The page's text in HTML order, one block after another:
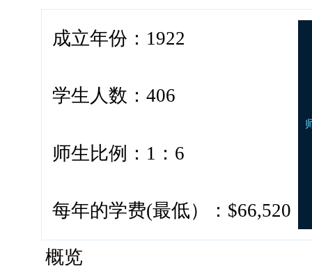
教育竞争力评比体系说明
国际学校
中国
北美
中东
2023HKPEP中国最具教育竞争力国际学校100强
2023HKPEP中国外籍人員子女国际学校最具竞争力
2022香港最具教育竞争力小学50强龙虎榜<
问卷调查
成立年份：1922
学生人数：406
师生比例：1：6
每年的学费(最低）：$66,520
概览